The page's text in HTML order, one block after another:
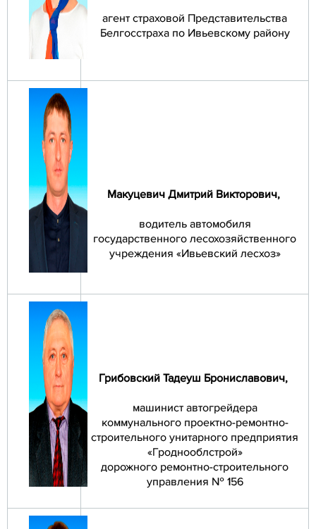
агент страховой Представительства
Белгосстраха по Ивьевскому району
Макуцевич Дмитрий Викторович,
водитель автомобиля
государственного лесохозяйственного
учреждения «Ивьевский лесхоз»
Грибовский Тадеуш Брониславович,
машинист автогрейдера
коммунального проектно-ремонтно-
строительного унитарного предприятия
«Гроднооблстрой»
дорожного ремонтно-строительного
управления № 156